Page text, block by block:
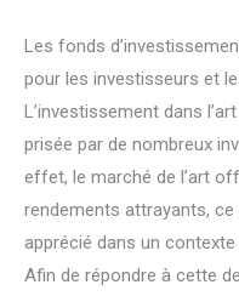
Les fonds
pour les investisseurs et
L’investissement dans
prisée par de nombreux
effet, le marché de l’art
rendements attrayants,
apprécié dans un contexte
Afin de répondre à cette